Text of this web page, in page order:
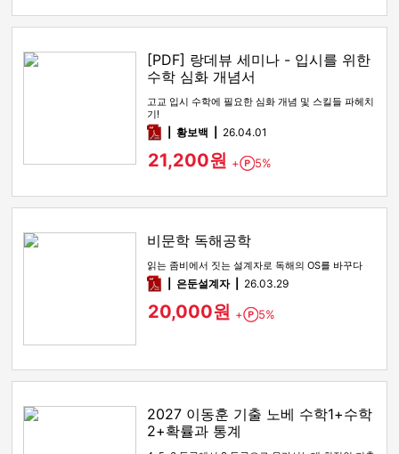
[PDF] 랑데뷰 세미나 - 입시를 위한
수학 심화 개념서
고교 입시 수학에 필요한 심화 개념 및 스킬들 파헤치
기!
pdf황보백 26.04.01
21,200원 + Point
5%
비문학 독해공학
읽는 좀비에서 짓는 설계자로 독해의 OS를 바꾸다
pdf은둔설계자 26.03.29
20,000원 + Point
5%
2027 이동훈 기출 노베 수학1+수학
2+확률과 통계